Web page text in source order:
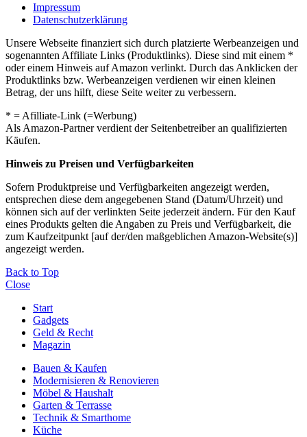
Impressum
Datenschutzerklärung
Unsere Webseite finanziert sich durch platzierte Werbeanzeigen und
sogenannten Affiliate Links (Produktlinks). Diese sind mit einem *
oder einem Hinweis auf Amazon verlinkt. Durch das Anklicken der
Produktlinks bzw. Werbeanzeigen verdienen wir einen kleinen
Betrag, der uns hilft, diese Seite weiter zu verbessern.
* = Afilliate-Link (=Werbung)
Als Amazon-Partner verdient der Seitenbetreiber an qualifizierten
Käufen.
Hinweis zu Preisen und Verfügbarkeiten
Sofern Produktpreise und Verfügbarkeiten angezeigt werden,
entsprechen diese dem angegebenen Stand (Datum/Uhrzeit) und
können sich auf der verlinkten Seite jederzeit ändern. Für den Kauf
eines Produkts gelten die Angaben zu Preis und Verfügbarkeit, die
zum Kaufzeitpunkt [auf der/den maßgeblichen Amazon-Website(s)]
angezeigt werden.
Back to Top
Close
Start
Gadgets
Geld & Recht
Magazin
Bauen & Kaufen
Modernisieren & Renovieren
Möbel & Haushalt
Garten & Terrasse
Technik & Smarthome
Küche